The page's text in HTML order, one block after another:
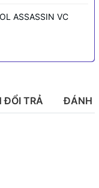
ASSASSIN VC
ĐỔI TRẢ ĐÁNH